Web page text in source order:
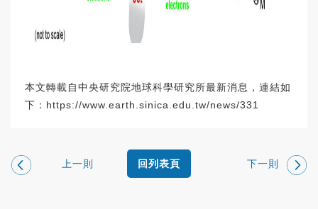
本文轉載自中央研究院地球科學研究所最新消息，連結如
下： https://www.earth.sinica.edu.tw/news/331
上一則 下一則
回列表頁